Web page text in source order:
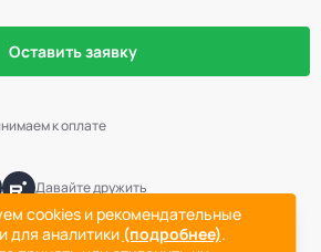
Оставить заявку
к оплате
Давайте дружить
cookies и рекомендательные
для аналитики (подробнее).